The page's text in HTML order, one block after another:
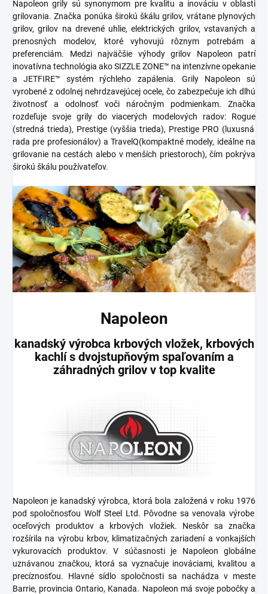
Napoleon grily sú synonymom pre kvalitu a inováciu v oblasti
grilovania. Značka ponúka širokú škálu grilov, vrátane plynových
grilov, grilov na drevené uhlie, elektrických grilov, vstavaných a
prenosných modelov, ktoré vyhovujú rôznym potrebám a
preferenciám. Medzi najväčšie výhody grilov Napoleon patrí
inovatívna technológia akoSIZZLE ZONE™ na intenzívne opekanie
aJETFIRE™ systém rýchleho zapálenia. Grily Napoleon sú
vyrobené z odolnej nehrdzavejúcej ocele, čo zabezpečuje ich dlhú
životnosť a odolnosť voči náročným podmienkam. Značka
rozdeľuje svoje grily do viacerých modelových radov: Rogue
(stredná trieda), Prestige (vyššia trieda), Prestige PRO (luxusná
rada pre profesionálov) aTravelQ(kompaktné modely, ideálne na
grilovanie na cestách alebo v menších priestoroch), čím pokrýva
širokú škálu používateľov.
Napoleon
kanadský výrobca krbových vložek, krbových
kachlí s dvojstupňovým spaľovaním a
záhradných grilov v top kvalite
Napoleon je kanadský výrobca, ktorá bola založená v roku 1976
pod spoločnosťou Wolf Steel Ltd. Pôvodne sa venovala výrobe
oceľových produktov a krbových vložiek. Neskôr sa značka
rozšírila na výrobu krbov, klimatizačných zariadení a vonkajších
vykurovacích produktov. V súčasnosti je Napoleon globálne
uznávanou značkou, ktorá sa vyznačuje inováciami, kvalitou a
precíznosťou. Hlavné sídlo spoločnosti sa nachádza v meste
Barrie, provinciaOntario, Kanada. Napoleon má svoje pobočky a